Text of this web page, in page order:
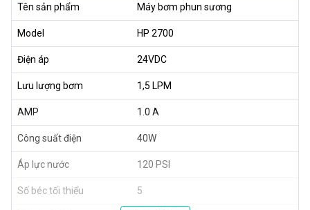
Tên sản phẩm Máy bơm phun sương
Model HP 2700
Điện áp 24VDC
Lưu lượng bơm 1,5 LPM
AMP 1.0 A
Công suất điện 40W
Áp lực nước 120 PSI
Số béc tối thiểu 5